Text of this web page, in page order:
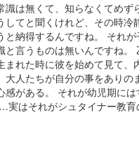
識は無くて、知らなくてめず
してと聞くけれど、その時冷
と納得するんですね。 それ
と言うものは無いんですね。
まれた時に彼を始めて見て、
大人たちが自分の事をありの
感がある。 それが幼児期に
実はそれがシュタイナー教育